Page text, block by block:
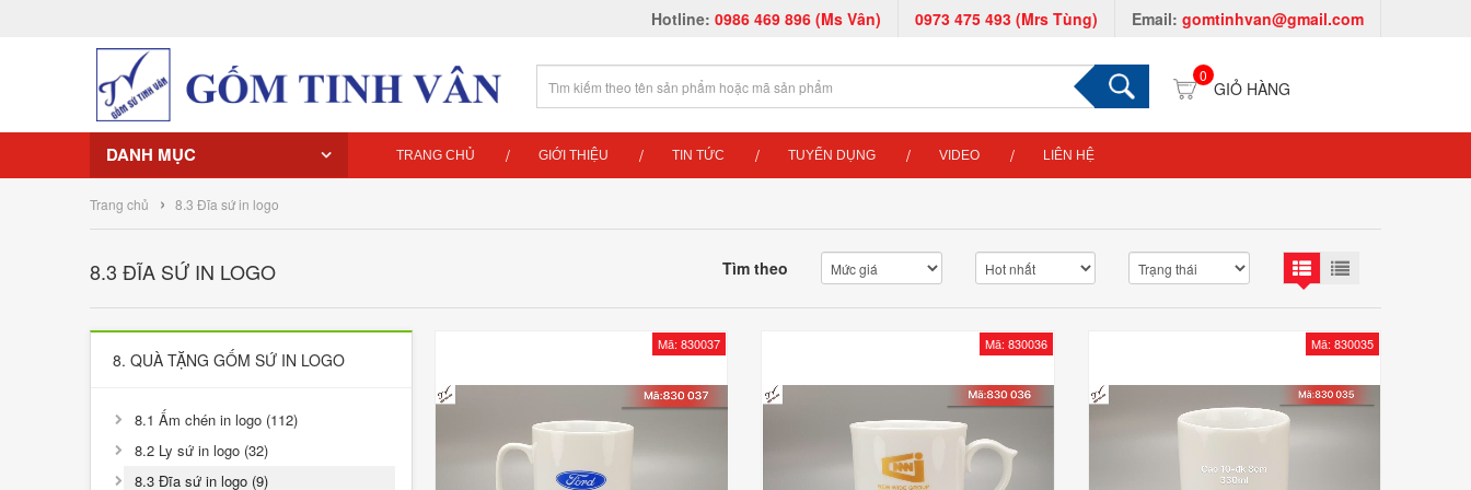
Hotline: 0986 469 896 (Ms Vân) 0973 475 493 (Mrs Tùng) Email: gomtinhvan@gmail.com
0
DANH MỤC TRANG CHỦ GIỚI THIỆU TIN TỨC TUYỂN DỤNG VIDEO LIÊN HỆ
Trang chủ › 8.3 Đĩa sứ in logo
8.3 ĐĨA SỨ IN LOGO Tìm theo
Mã: 830037 Mã: 830036 Mã: 830035
8. QUÀ TẶNG GỐM SỨ IN LOGO
8.1 Ấm chén in logo (112)
8.2 Ly sứ in logo (32)
8.3 Đĩa sứ in logo (9)